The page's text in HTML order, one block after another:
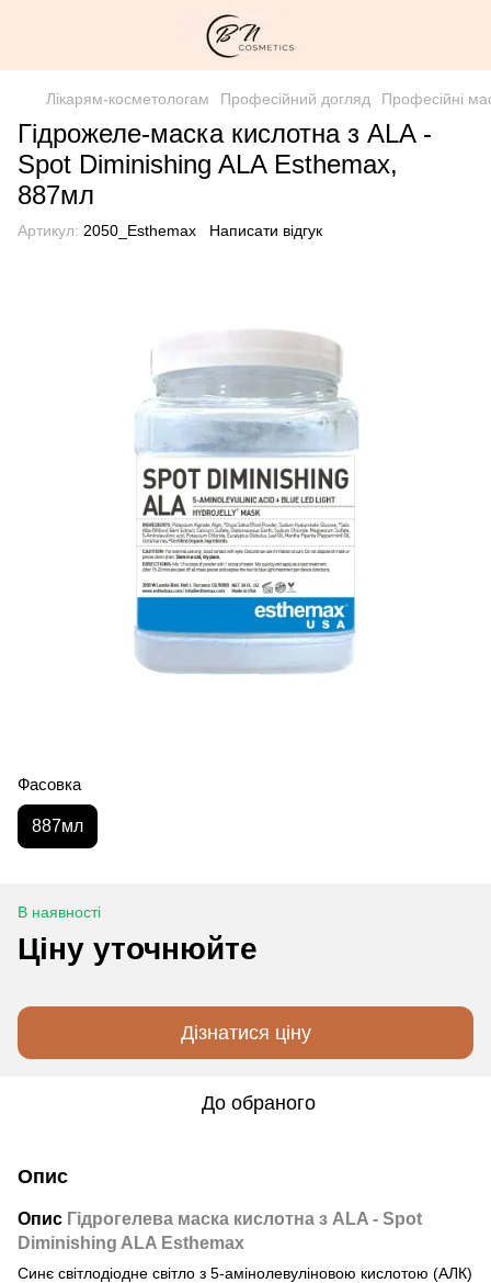
Лікарям-косметологам Професійний догляд Професійні
Гідрожеле-маска кислотна з ALA -
Spot Diminishing ALA Esthemax,
887мл
Артикул: 2050_Esthemax Написати відгук
Фасовка
887мл
В наявності
Ціну уточнюйте
Дізнатися ціну
До обраного
Опис
Опис Гідрогелева маска кислотна з ALA - Spot
Diminishing ALA Esthemax
Синє світлодіодне світло з 5-амінолевуліновою кислотою (АЛК)